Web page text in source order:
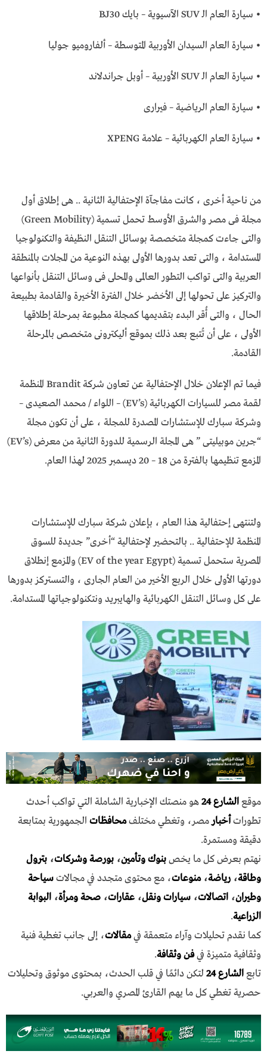
• سيارة العام الـ SUV الآسيوية – بايك BJ30
• سيارة العام السيدان الأوربية المتوسطة – ألفاروميو جوليا
• سيارة العام الـ SUV الأوربية – أوبل جراندلاند
• سيارة العام الرياضية – فيرارى
• سيارة العام الكهربائية – علامة XPENG
من ناحية أخرى ، كانت مفاجآة الإحتفالية الثانية .. هى إطلاق أول
مجلة فى مصر والشرق الأوسط تحمل تسمية (Green Mobility)
والتى جاءت كمجلة متخصصة بوسائل التنقل النظيفة والتكنولوجيا
المستدامة ، والتى تعد بدورها الأولى بهذه النوعية من المجلات بالمنطقة
العربية والتى تواكب التطور العالمى والمحلى فى وسائل التنقل بأنواعها
والتركيز على تحولها إلى الأخضر خلال الفترة الأخيرة والقادمة بطبيعة
الحال ، والتى أُقر البدء بتقديمها كمجلة مطبوعة بمرحلة إطلاقها
الأولى ، على أن تُتبع بعد ذلك بموقع أليكترونى متخصص بالمرحلة
القادمة.
فيما تم الإعلان خلال الإحتفالية عن تعاون شركة Brandit المنظمة
لقمة مصر للسيارات الكهربائية (EV’s) – اللواء / محمد الصعيدى –
وشركة سبارك للإستشارات المصدرة للمجلة ، على أن تكون مجلة
“جرين موبيليتى ” هى المجلة الرسمية للدورة الثانية من معرض (EV’s)
المزمع تنظيمها بالفترة من 18 – 20 ديسمبر 2025 لهذا العام.
ولتنتهى إحتفالية هذا العام ، بإعلان شركة سبارك للإستشارات
المنظمة للإحتفالية .. بالتحضير لإحتفالية “أخرى” جديدة للسوق
المصرية ستحمل تسمية (EV of the year Egypt) والمزمع إنطلاق
دورتها الأولى خلال الربع الأخير من العام الجارى ، والتىستركز بدورها
على كل وسائل التنقل الكهربائية والهايبريد ونتكنولوجياتها المستدامة.
موقعالشارع 24
هو منصتك الإخبارية الشاملة التي تواكب أحدث
تطوراتأخبار مصر، وتغطي مختلفمحافظات الجمهورية بمتابعة
دقيقة ومستمرة.
نهتم بعرض كل ما يخصبنوك وتأمين، بورصة وشركات، بترول
وطاقة، رياضة،منوعات، مع محتوى متجدد في مجالاتسياحة
وطيران، اتصالات، سيارات ونقل، عقارات، صحة ومرأة، البوابة
الزراعية.
كما نقدم تحليلات وآراء متعمقة فيمقالات، إلى جانب تغطية فنية
وثقافية متميزة فيفن وثقافة.
تابعالشارع 24
لتكن دائمًا في قلب الحدث، بمحتوى موثوق وتحليلات
حصرية تغطي كل ما يهم القارئ المصري والعربي.